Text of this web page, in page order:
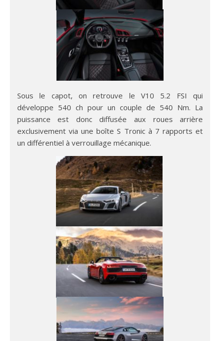
Sous le capot, on retrouve le V10 5.2 FSI qui
développe 540 ch pour un couple de 540 Nm. La
puissance est donc diffusée aux roues arrière
exclusivement via une boîte S Tronic à 7 rapports et
un différentiel à verrouillage mécanique.